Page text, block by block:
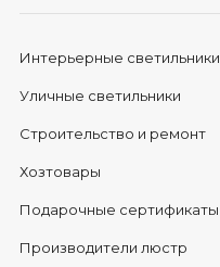
Интерьерные светильники
Уличные светильники
Строительство и ремонт
Хозтовары
Подарочные сертификаты
Производители люстр